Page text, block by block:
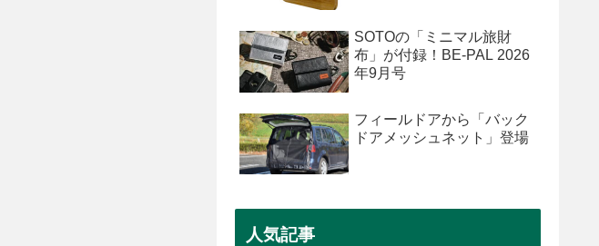
SOTOの「ミニマル旅財
布」が付録！BE-PAL 2026
年9月号
フィールドアから「バック
ドアメッシュネット」登場
人気記事